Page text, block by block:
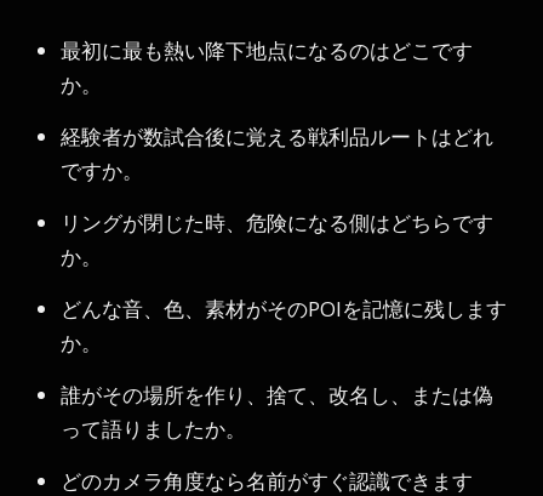
最初に最も熱い降下地点になるのはどこです
か。
経験者が数試合後に覚える戦利品ルートはどれ
ですか。
リングが閉じた時、危険になる側はどちらです
か。
どんな音、色、素材がそのPOIを記憶に残します
か。
誰がその場所を作り、捨て、改名し、または偽
って語りましたか。
どのカメラ角度なら名前がすぐ認識できます